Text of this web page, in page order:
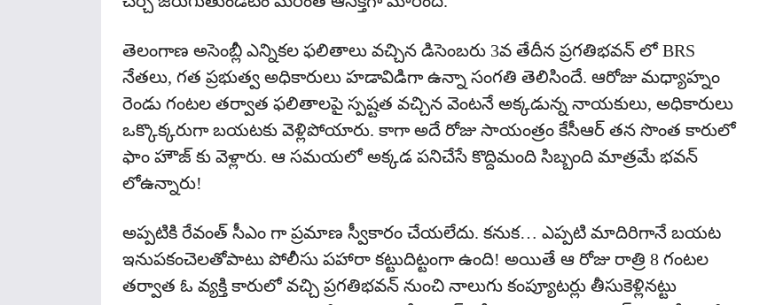
తెలంగాణ అసెంబ్లీ ఎన్నికల ఫలితాలు వచ్చిన డిసెంబరు 3వ తేదీన ప్రగతిభవన్‌ లో BRS
నేతలు, గత ప్రభుత్వ అధికారులు హడావిడిగా ఉన్నా సంగతి తెలిసిందే. ఆరోజు మధ్యాహ్నం
రెండు గంటల తర్వాత ఫలితాలపై స్పష్టత వచ్చిన వెంటనే అక్కడున్న నాయకులు, అధికారులు
ఒక్కొక్కరుగా బయటకు వెళ్లిపోయారు. కాగా అదే రోజు సాయంత్రం కేసీఆర్ తన సొంత కారులో
ఫాం హౌజ్‌ కు వెళ్లారు. ఆ సమయలో అక్కడ పనిచేసే కొద్దిమంది సిబ్బంది మాత్రమే భవన్
లోఉన్నారు!
అప్పటికి రేవంత్ సీఎం గా ప్రమాణ స్వీకారం చేయలేదు. కనుక… ఎప్పటి మాదిరిగానే బయట
ఇనుపకంచెలతోపాటు పోలీసు పహారా కట్టుదిట్టంగా ఉంది! అయితే ఆ రోజు రాత్రి 8 గంటల
తర్వాత ఓ వ్యక్తి కారులో వచ్చి ప్రగతిభవన్‌ నుంచి నాలుగు కంప్యూటర్లు తీసుకెళ్లినట్టు